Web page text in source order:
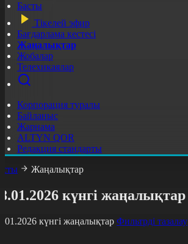
Басты
Тікелей эфир
Бағдарлама кестесі
Жаңалықтар
Жобалар
Телехикаялар
Корпорация туралы
Байланыс
Жарнама
ALTYN QOR
Редакция стандарты
Жаңалықтар
күнгі жаңалықтар
күнгі жаңалықтар Фильтрді тазалау